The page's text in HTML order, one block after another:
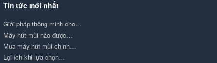
Tin tức mới nhất
Giải pháp thông minh cho…
Máy hút mùi nào được…
Mua máy hút mùi chính…
Lợi ích khi lựa chọn…